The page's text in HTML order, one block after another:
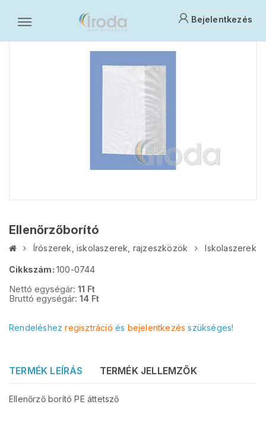
Bejelentkezés
Ellenőrzőborító
Írószerek, iskolaszerek, rajzeszközök Iskolaszerek
Cikkszám: 100-0744
Nettó egységár: 11 Ft
Bruttó egységár: 14 Ft
Rendeléshezregisztráció és bejelentkezés szükséges!
TERMÉK LEÍRÁS TERMÉK JELLEMZŐK
Ellenőrző borító PE áttetsző